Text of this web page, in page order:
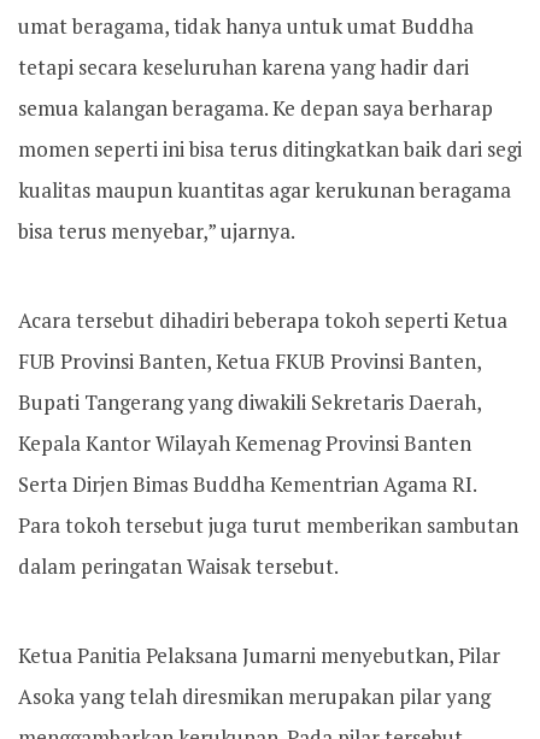
umat beragama, tidak hanya untuk umat Buddha
tetapi secara keseluruhan karena yang hadir dari
semua kalangan beragama. Ke depan saya berharap
momen seperti ini bisa terus ditingkatkan baik dari segi
kualitas maupun kuantitas agar kerukunan beragama
bisa terus menyebar,” ujarnya.
Acara tersebut dihadiri beberapa tokoh seperti Ketua
FUB Provinsi Banten, Ketua FKUB Provinsi Banten,
Bupati Tangerang yang diwakili Sekretaris Daerah,
Kepala Kantor Wilayah Kemenag Provinsi Banten
Serta Dirjen Bimas Buddha Kementrian Agama RI.
Para tokoh tersebut juga turut memberikan sambutan
dalam peringatan Waisak tersebut.
Ketua Panitia Pelaksana Jumarni menyebutkan, Pilar
Asoka yang telah diresmikan merupakan pilar yang